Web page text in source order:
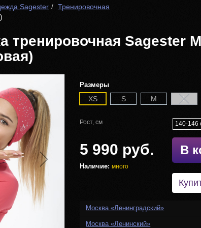
Sagester
Тренировочная
тренировочная Sagester
Размеры
XS S M L
Рост, см 140-146
5 990 руб.
Наличие:много
В
Москва «Ленинградский»
Москва «Ленинский»